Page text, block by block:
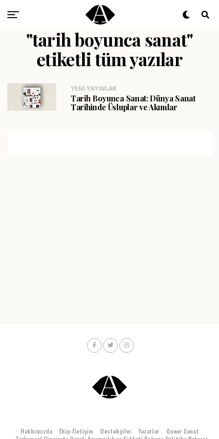
"tarih boyunca sanat"
etiketli tüm yazılar
YENI YAYINLAR
Tarih Boyunca Sanat: Dünya Sanat
Tarihinde Üsluplar ve Akımlar
Hakkımızda Ekip-İletişim Destekçiler Yazarlar
Queer Sanat